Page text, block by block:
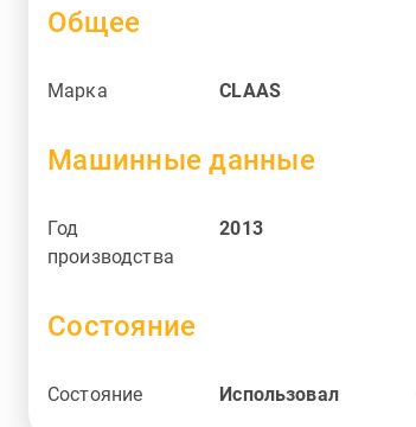
Общее
Марка CLAAS
Машинные данные
Год
производства
2013
Состояние
Состояние Использовал